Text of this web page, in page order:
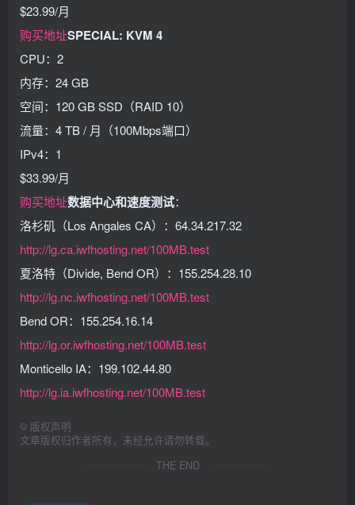
$23.99/月
购买地址SPECIAL: KVM 4
CPU：2
内存：24 GB
空间：120 GB SSD（RAID 10）
流量：4 TB / 月（100Mbps端口）
IPv4：1
$33.99/月
购买地址数据中心和速度测试：
洛杉矶（Los Angales CA）：64.34.217.32
http://lg.ca.iwfhosting.net/100MB.test
夏洛特（Divide, Bend OR）：155.254.28.10
http://lg.nc.iwfhosting.net/100MB.test
Bend OR：155.254.16.14
http://lg.or.iwfhosting.net/100MB.test
Monticello IA：199.102.44.80
http://lg.ia.iwfhosting.net/100MB.test
© 版权声明
文章版权归作者所有，未经允许请勿转载。
THE END